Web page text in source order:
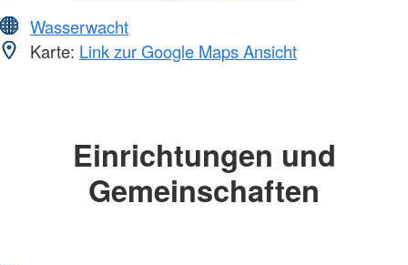
Wasserwacht
Karte: Link zur Google Maps Ansicht
Einrichtungen und
Gemeinschaften